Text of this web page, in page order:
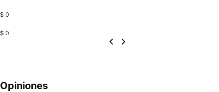
$ 0
$ 0
Opiniones